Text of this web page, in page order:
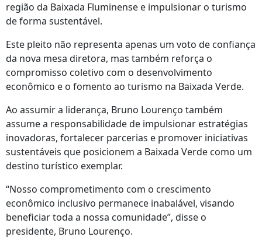
região da Baixada Fluminense e impulsionar o turismo
de forma sustentável.
Este pleito não representa apenas um voto de confiança
da nova mesa diretora, mas também reforça o
compromisso coletivo com o desenvolvimento
econômico e o fomento ao turismo na Baixada Verde.
Ao assumir a liderança, Bruno Lourenço também
assume a responsabilidade de impulsionar estratégias
inovadoras, fortalecer parcerias e promover iniciativas
sustentáveis que posicionem a Baixada Verde como um
destino turístico exemplar.
“Nosso comprometimento com o crescimento
econômico inclusivo permanece inabalável, visando
beneficiar toda a nossa comunidade”, disse o
presidente, Bruno Lourenço.